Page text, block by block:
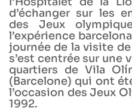
d’échanger sur les
des Jeux
l’expérience
journée de la visite
s’est centrée sur une
quartiers de Vila
(Barcelone) qui ont
l’occasion des Jeux
1992.